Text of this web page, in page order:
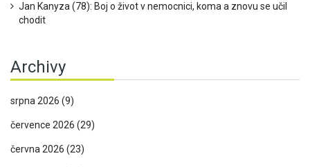
Jan Kanyza (78): Boj o život v nemocnici, koma a znovu se učil
chodit
Archivy
srpna 2026 (9)
července 2026 (29)
června 2026 (23)